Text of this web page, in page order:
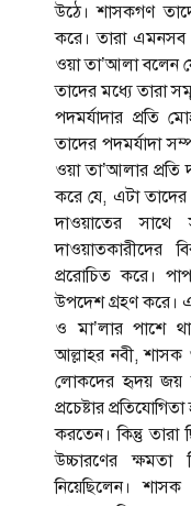
উঠে। শাসকগণ
করে। তারা এমনসব
ওয়া তা’আলা বলেন
তাদের মধ্যে তারা
পদমর্যাদার প্রতি
তাদের পদমর্যাদা
ওয়া তা’আলার প্রতি
করে যে, এটা তাদের
দাওয়াতের সাথে
দাওয়াতকারীদের
প্ররোচিত করে।
উপদেশ গ্রহণ করে।
ও মা’লার পাশে
আল্লাহর নবী, শাসক
লোকদের হৃদয় জয়
প্রচেষ্টার
করতেন। কিন্তু তারা
উচ্চারণের
নিয়েছিলেন।